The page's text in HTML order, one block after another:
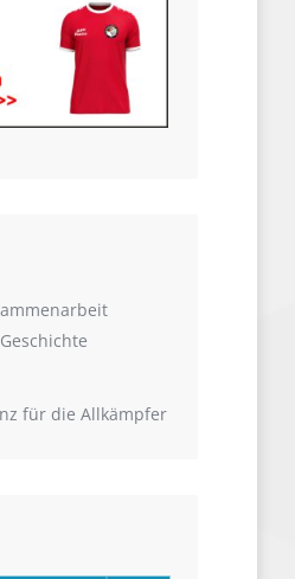
für die Allkämpfer